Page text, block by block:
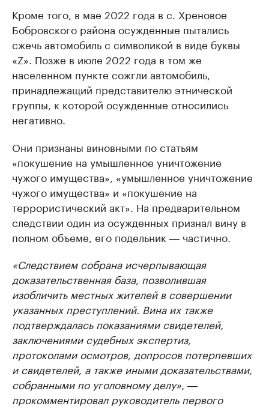
Кроме того, в мае 2022 года в с. Хреновое
Бобровского района осужденные пытались
сжечь автомобиль с символикой в виде буквы
«Z». Позже в июле 2022 года в том же
населенном пункте сожгли автомобиль,
принадлежащий представителю этнической
группы, к которой осужденные относились
негативно.
Они признаны виновными по статьям
«покушение на умышленное уничтожение
чужого имущества», «умышленное уничтожение
чужого имущества» и «покушение на
террористический акт». На предварительном
следствии один из осужденных признал вину в
полном объеме, его подельник ― частично.
«Следствием собрана исчерпывающая
доказательственная база, позволившая
изобличить местных жителей в совершении
указанных преступлений. Вина их также
подтверждалась показаниями свидетелей,
заключениями судебных экспертиз,
протоколами осмотров, допросов потерпевших
и свидетелей, а также иными доказательствами,
собранными по уголовному делу», ―
прокомментировал руководитель первого